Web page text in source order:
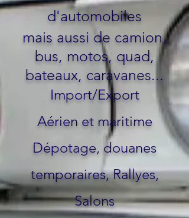
d'automobiles
mais aussi de camion,
bus, motos, quad,
bateaux, caravanes...
Import/Export
Aérien et maritime
Dépotage, douanes
temporaires, Rallyes,
Salons